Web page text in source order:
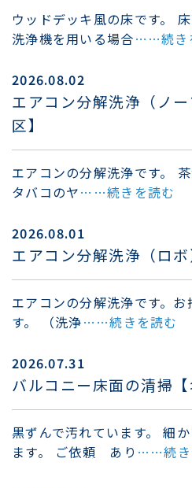
ウッドデッキ風の床です。
洗浄機を用いる場合……続き
2026.08.02
エアコン分解洗浄（ノ
区】
エアコンの分解洗浄です。
タバコのヤ……続きを読む
2026.08.01
エアコン分解洗浄（ロボ
エアコンの分解洗浄です。
す。 （洗浄……続きを読む
2026.07.31
バルコニー床面の清掃【
黒ずんで汚れています。 細
ます。 ご依頼 あり ……続き